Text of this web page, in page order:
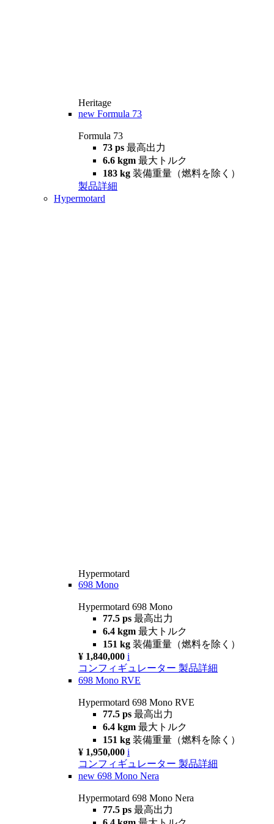
Heritage
new Formula 73
Formula 73
73 ps 最高出力
6.6 kgm 最大トルク
183 kg 装備重量（燃料を除く）
製品詳細
Hypermotard
Hypermotard
698 Mono
Hypermotard 698 Mono
77.5 ps 最高出力
6.4 kgm 最大トルク
151 kg 装備重量（燃料を除く）
¥ 1,840,000 i
コンフィギュレーター 製品詳細
698 Mono RVE
Hypermotard 698 Mono RVE
77.5 ps 最高出力
6.4 kgm 最大トルク
151 kg 装備重量（燃料を除く）
¥ 1,950,000 i
コンフィギュレーター 製品詳細
new 698 Mono Nera
Hypermotard 698 Mono Nera
77.5 ps 最高出力